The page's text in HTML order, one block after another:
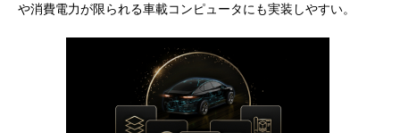
や消費電力が限られる車載コンピュータにも実装しやすい。